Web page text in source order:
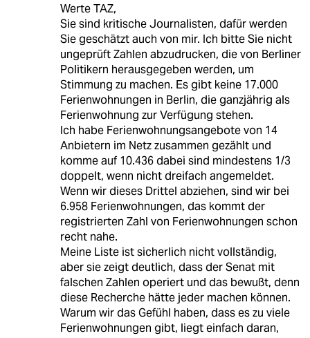
Werte TAZ,
Sie sind kritische Journalisten, dafür werden
Sie geschätzt auch von mir. Ich bitte Sie nicht
ungeprüft Zahlen abzudrucken, die von Berliner
Politikern herausgegeben werden, um
Stimmung zu machen. Es gibt keine 17.000
Ferienwohnungen in Berlin, die ganzjährig als
Ferienwohnung zur Verfügung stehen.
Ich habe Ferienwohnungsangebote von 14
Anbietern im Netz zusammen gezählt und
komme auf 10.436 dabei sind mindestens 1/3
doppelt, wenn nicht dreifach angemeldet.
Wenn wir dieses Drittel abziehen, sind wir bei
6.958 Ferienwohnungen, das kommt der
registrierten Zahl von Ferienwohnungen schon
recht nahe.
Meine Liste ist sicherlich nicht vollständig,
aber sie zeigt deutlich, dass der Senat mit
falschen Zahlen operiert und das bewußt, denn
diese Recherche hätte jeder machen können.
Warum wir das Gefühl haben, dass es zu viele
Ferienwohnungen gibt, liegt einfach daran,